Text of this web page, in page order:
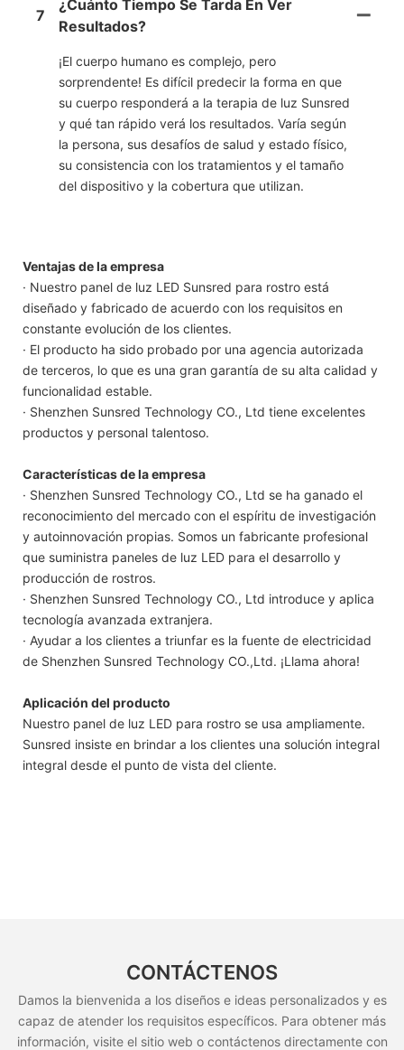
7
¿Cuánto Tiempo Se Tarda En Ver
Resultados?
¡El cuerpo humano es complejo, pero
sorprendente! Es difícil predecir la forma en que
su cuerpo responderá a la terapia de luz Sunsred
y qué tan rápido verá los resultados. Varía según
la persona, sus desafíos de salud y estado físico,
su consistencia con los tratamientos y el tamaño
del dispositivo y la cobertura que utilizan.
Ventajas de la empresa
· Nuestro panel de luz LED Sunsred para rostro está
diseñado y fabricado de acuerdo con los requisitos en
constante evolución de los clientes.
· El producto ha sido probado por una agencia autorizada
de terceros, lo que es una gran garantía de su alta calidad y
funcionalidad estable.
· Shenzhen Sunsred Technology CO., Ltd tiene excelentes
productos y personal talentoso.
Características de la empresa
· Shenzhen Sunsred Technology CO., Ltd se ha ganado el
reconocimiento del mercado con el espíritu de investigación
y autoinnovación propias. Somos un fabricante profesional
que suministra paneles de luz LED para el desarrollo y
producción de rostros.
· Shenzhen Sunsred Technology CO., Ltd introduce y aplica
tecnología avanzada extranjera.
· Ayudar a los clientes a triunfar es la fuente de electricidad
de Shenzhen Sunsred Technology CO.,Ltd. ¡Llama ahora!
Aplicación del producto
Nuestro panel de luz LED para rostro se usa ampliamente.
Sunsred insiste en brindar a los clientes una solución integral
integral desde el punto de vista del cliente.
CONTÁCTENOS
Damos la bienvenida a los diseños e ideas personalizados y es
capaz de atender los requisitos específicos. Para obtener más
información, visite el sitio web o contáctenos directamente con